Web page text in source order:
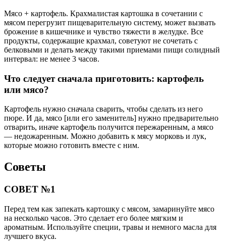
Мясо + картофель. Крахмалистая картошка в сочетании с
мясом перегрузит пищеварительную систему, может вызвать
брожение в кишечнике и чувство тяжести в желудке. Все
продукты, содержащие крахмал, советуют не сочетать с
белковыми и делать между такими приемами пищи солидный
интервал: не менее 3 часов.
Что следует сначала приготовить: картофель
или мясо?
Картофель нужно сначала сварить, чтобы сделать из него
пюре. И да, мясо [или его заменитель] нужно предварительно
отварить, иначе картофель получится пережаренным, а мясо
— недожаренным. Можно добавить к мясу морковь и лук,
которые можно готовить вместе с ним.
Советы
СОВЕТ №1
Перед тем как запекать картошку с мясом, замаринуйте мясо
на несколько часов. Это сделает его более мягким и
ароматным. Используйте специи, травы и немного масла для
лучшего вкуса.